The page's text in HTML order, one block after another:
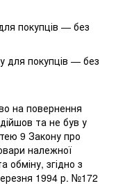
покупців — без
для покупців — без
на повернення
та не був у
9 Закону про
належної
обміну, згідно з
1994 р. №172